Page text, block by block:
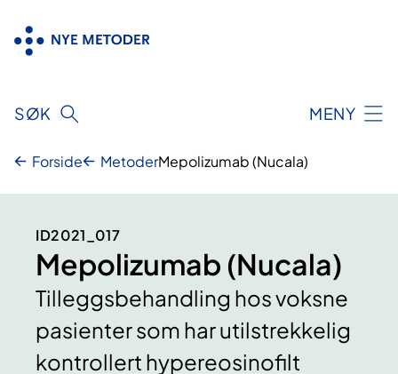
innhold
SØK MENY
Forside MetoderMepolizumab (Nucala)
ID2021_017
Mepolizumab (Nucala)
Tilleggsbehandling hos voksne
pasienter som har utilstrekkelig
kontrollert hypereosinofilt